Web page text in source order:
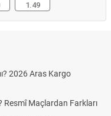
1.49
2026 Aras Kargo
Resmî Maçlardan Farkları